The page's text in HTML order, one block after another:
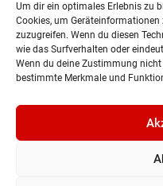
Um dir ein optimales Erlebnis zu
Cookies, um
zuzugreifen. Wenn du diesen
wie das Surfverhalten oder
Wenn du deine Zustimmung
bestimmte Merkmale und
06/
©2024, Gepflanzt Jung-